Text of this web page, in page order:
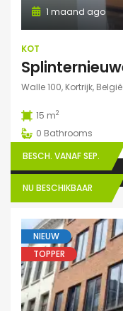
1 maand ago
KOT
Walle 100, Kortrijk, België
15 m2
0 Bathrooms
BESCH. VANAF SEP.
NU BESCHIKBAAR
NIEUW
TOPPER